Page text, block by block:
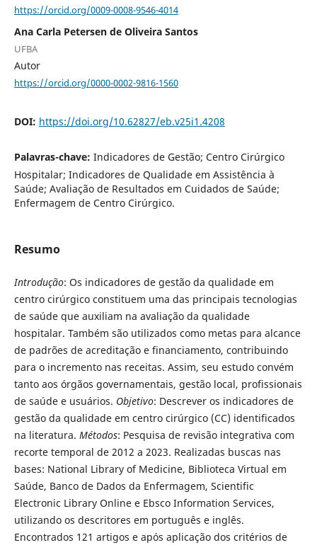
https://orcid.org/0009-0008-9546-4014
Ana Carla Petersen de Oliveira Santos
UFBA
Autor
https://orcid.org/0000-0002-9816-1560
DOI: https://doi.org/10.62827/eb.v25i1.4208
Palavras-chave: Indicadores de Gestão; Centro Cirúrgico
Hospitalar; Indicadores de Qualidade em Assistência à
Saúde; Avaliação de Resultados em Cuidados de Saúde;
Enfermagem de Centro Cirúrgico.
Resumo
Introdução: Os indicadores de gestão da qualidade em
centro cirúrgico constituem uma das principais tecnologias
de saúde que auxiliam na avaliação da qualidade
hospitalar. Também são utilizados como metas para alcance
de padrões de acreditação e financiamento, contribuindo
para o incremento nas receitas. Assim, seu estudo convém
tanto aos órgãos governamentais, gestão local, profissionais
de saúde e usuários. Objetivo: Descrever os indicadores de
gestão da qualidade em centro cirúrgico (CC) identificados
na literatura. Métodos: Pesquisa de revisão integrativa com
recorte temporal de 2012 a 2023. Realizadas buscas nas
bases: National Library of Medicine, Biblioteca Virtual em
Saúde, Banco de Dados da Enfermagem, Scientific
Electronic Library Online e Ebsco Information Services,
utilizando os descritores em português e inglês.
Encontrados 121 artigos e após aplicação dos critérios de